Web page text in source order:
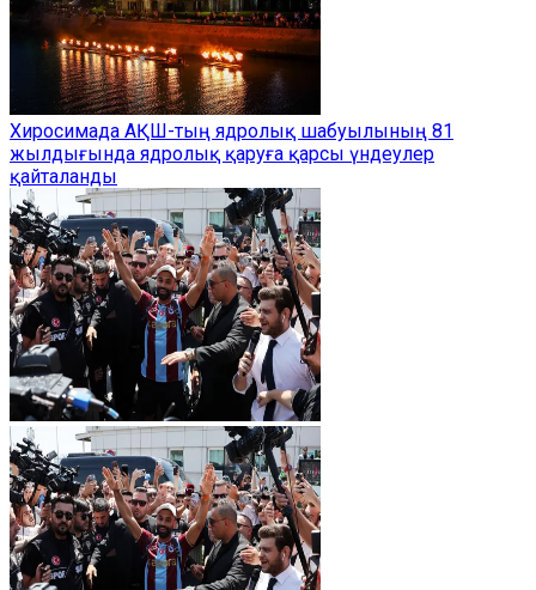
Хиросимада АҚШ-тың ядролық шабуылының 81
жылдығында ядролық қаруға қарсы үндеулер
қайталанды